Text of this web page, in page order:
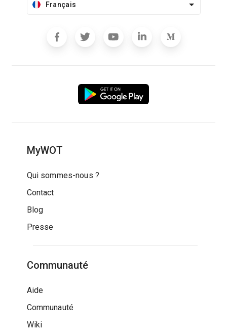
Français
MyWOT
Qui sommes-nous ?
Contact
Blog
Presse
Communauté
Aide
Communauté
Wiki